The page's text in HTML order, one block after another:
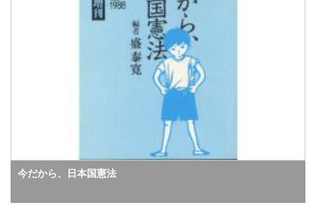
今だから、日本国憲法